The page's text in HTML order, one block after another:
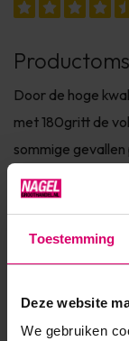
Toestemming
Deze website
We gebruiken
Door de hoge
met 180gritt de
sommige
100gritt vijl te
productgebruik
Toon meer
Product